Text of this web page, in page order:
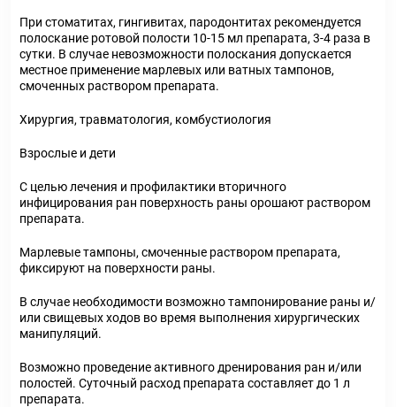
При стоматитах, гингивитах, пародонтитах рекомендуется
полоскание ротовой полости 10-15 мл препарата, 3-4 раза в
сутки. В случае невозможности полоскания допускается
местное применение марлевых или ватных тампонов,
смоченных раствором препарата.
Хирургия, травматология, комбустиология
Взрослые и дети
С целью лечения и профилактики вторичного
инфицирования ран поверхность раны орошают раствором
препарата.
Марлевые тампоны, смоченные раствором препарата,
фиксируют на поверхности раны.
В случае необходимости возможно тампонирование раны и/
или свищевых ходов во время выполнения хирургических
манипуляций.
Возможно проведение активного дренирования ран и/или
полостей. Суточный расход препарата составляет до 1 л
препарата.